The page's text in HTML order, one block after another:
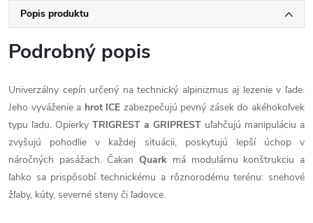
Popis produktu
Podrobný popis
Univerzálny cepín určený na technický alpinizmus aj lezenie v ľade.
Jeho vyváženie a hrot ICE zabezpečujú pevný zásek do akéhokoľvek
typu ľadu. Opierky TRIGREST a GRIPREST uľahčujú manipuláciu a
zvyšujú pohodlie v každej situácii, poskytujú lepší úchop v
náročných pasážach. ČakanQuark má modulárnu konštrukciu a
ľahko sa prispôsobí technickému a rôznorodému terénu: snehové
žľaby, kúty, severné steny či ľadovce.